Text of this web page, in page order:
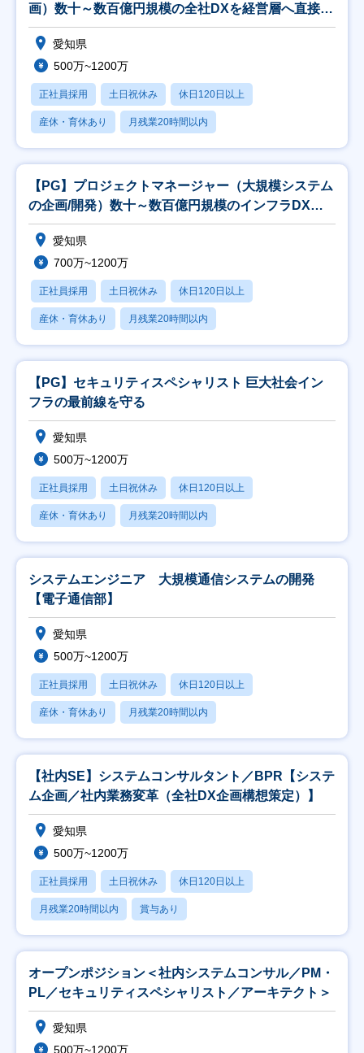
画）数十～数百億円規模の全社DXを経営層へ直接提
言で
愛知県
500万~1200万
正社員採用 土日祝休み 休日120日以上
産休・育休あり 月残業20時間以内
【PG】プロジェクトマネージャー（大規模システム
の企画/開発）数十～数百億円規模のインフラDXを
最上
愛知県
700万~1200万
正社員採用 土日祝休み 休日120日以上
産休・育休あり 月残業20時間以内
【PG】セキュリティスペシャリスト 巨大社会イン
フラの最前線を守る
愛知県
500万~1200万
正社員採用 土日祝休み 休日120日以上
産休・育休あり 月残業20時間以内
システムエンジニア 大規模通信システムの開発
【電子通信部】
愛知県
500万~1200万
正社員採用 土日祝休み 休日120日以上
産休・育休あり 月残業20時間以内
【社内SE】システムコンサルタント／BPR【システ
ム企画／社内業務変革（全社DX企画構想策定）】
愛知県
500万~1200万
正社員採用 土日祝休み 休日120日以上
月残業20時間以内 賞与あり
オープンポジション＜社内システムコンサル／PM・
PL／セキュリティスペシャリスト／アーキテクト＞
愛知県
500万~1200万